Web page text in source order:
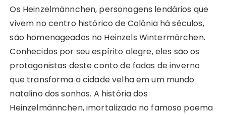
Os Heinzelmännchen, personagens lendários que
vivem no centro histórico de Colônia há séculos,
são homenageados no Heinzels Wintermärchen.
Conhecidos por seu espírito alegre, eles são os
protagonistas deste conto de fadas de inverno
que transforma a cidade velha em um mundo
natalino dos sonhos. A história dos
Heinzelmännchen, imortalizada no famoso poema